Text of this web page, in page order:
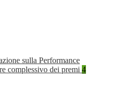
sulla Performance
complessivo dei premi 4